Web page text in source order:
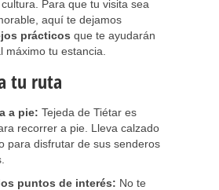
Para que tu visita sea
aquí te dejamos
prácticos que te ayudarán
máximo tu estancia.
tu ruta
a pie: Tejeda de Tiétar es
recorrer a pie. Lleva calzado
para disfrutar de sus senderos
puntos de interés: No te